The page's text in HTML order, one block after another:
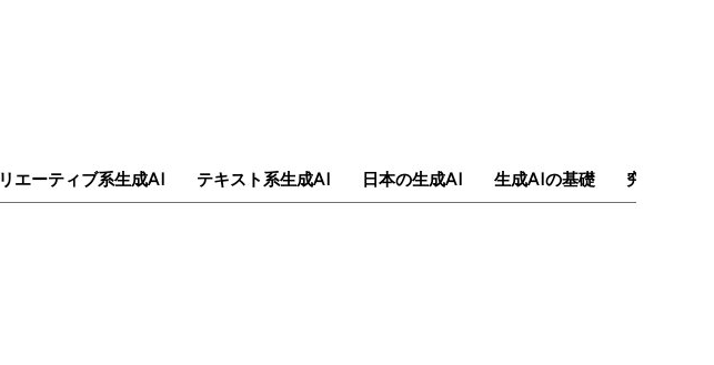
エーティブ系生成AI テキスト系生成AI 日本の生成AI 生成AIの基礎 究極のAI